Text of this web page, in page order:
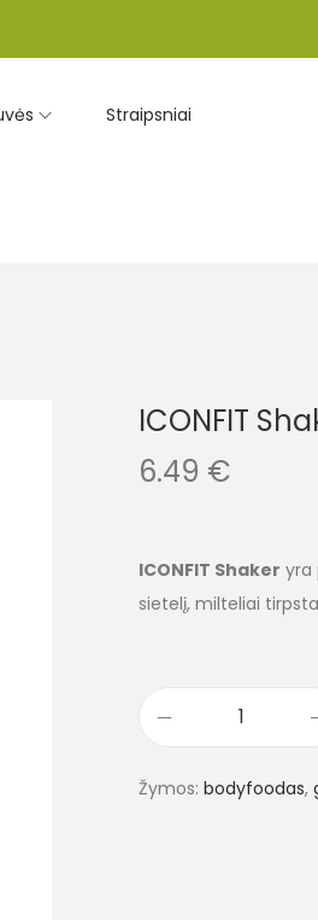
Straipsniai
ICONFIT
6.49 €
ICONFIT Shaker yra
sietelį, milteliai
Žymos: bodyfoodas,